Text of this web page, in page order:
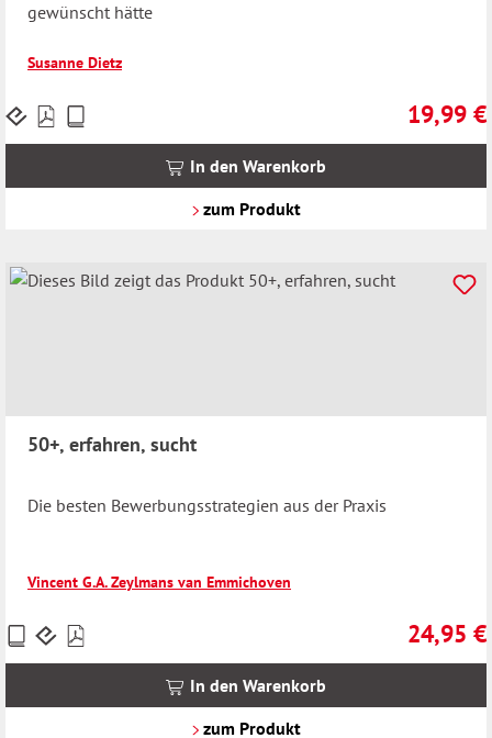
gewünscht hätte
Susanne Dietz
19,99 €
Preise
In den Warenkorb
zum Produkt
50+, erfahren, sucht
Die besten Bewerbungsstrategien aus der Praxis
Vincent G.A. Zeylmans van Emmichoven
24,95 €
Preise
inkl.
In den Warenkorb
zum Produkt